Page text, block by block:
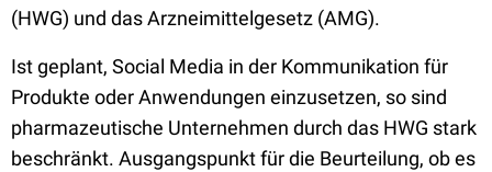
(HWG) und das Arzneimittelgesetz (AMG).
Ist geplant, Social Media in der Kommunikation für
Produkte oder Anwendungen einzusetzen, so sind
pharmazeutische Unternehmen durch das HWG stark
beschränkt. Ausgangspunkt für die Beurteilung, ob es